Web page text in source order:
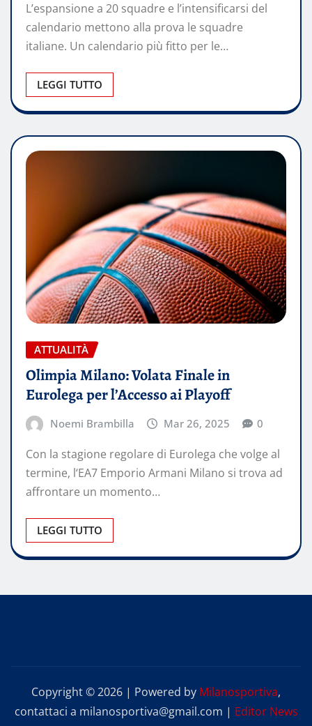
L’espansione a 20 squadre e l’intensificarsi del
calendario mettono alla prova le squadre
italiane. Un calendario più fitto per le…
LEGGI TUTTO
ATTUALITÀ
Olimpia Milano: Volata Finale in
Eurolega per l’Accesso ai Playoff
Noemi Brambilla Mar 26, 2025 0
Con la stagione regolare di Eurolega che volge al
termine, l‘EA7 Emporio Armani Milano si trova ad
affrontare un momento…
LEGGI TUTTO
Copyright © 2026 | Powered by Milanosportiva,
contattaci a milanosportiva@gmail.com | Editor News